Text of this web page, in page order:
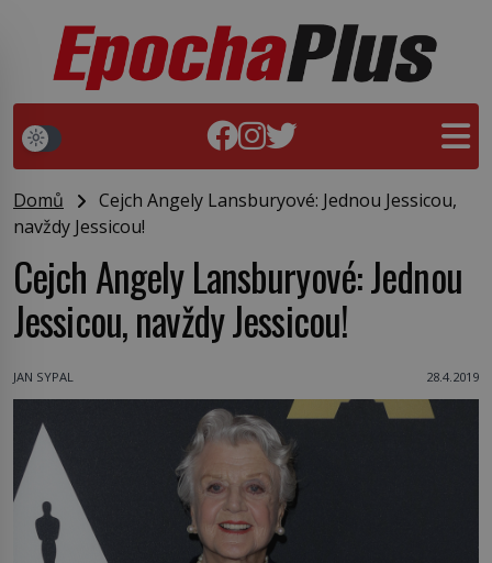
Domů
Cejch Angely Lansburyové: Jednou Jessicou,
navždy Jessicou!
Cejch Angely Lansburyové: Jednou
Jessicou, navždy Jessicou!
JAN SYPAL 28.4.2019